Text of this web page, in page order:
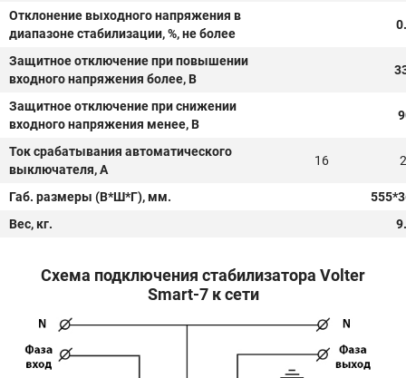
Отклонение выходного напряжения в
диапазоне стабилизации, %, не более
Защитное отключение при повышении
входного напряжения более, В
Защитное отключение при снижении
входного напряжения менее, В
Ток срабатывания автоматического
выключателя, А
16
Габ. размеры (В*Ш*Г), мм.
Вес, кг.
Схема подключения стабилизатора Volter
Smart-7 к сети